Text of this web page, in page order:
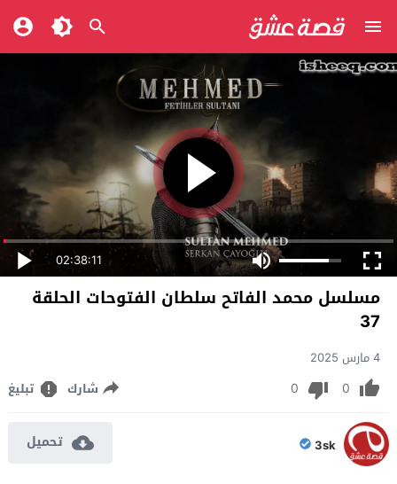
02:38:11
مسلسل محمد الفاتح سلطان الفتوحات الحلقة
37
4 مارس 2025
0
0 شارك تبليغ
3sk تحميل